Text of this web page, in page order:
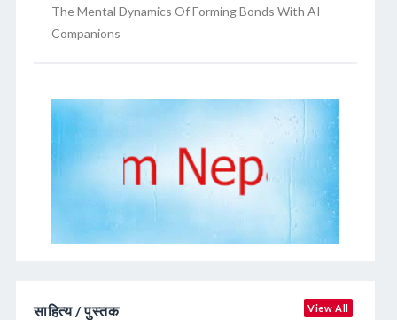
The Mental Dynamics Of Forming Bonds With AI
Companions
साहित्य / पुस्तक View All